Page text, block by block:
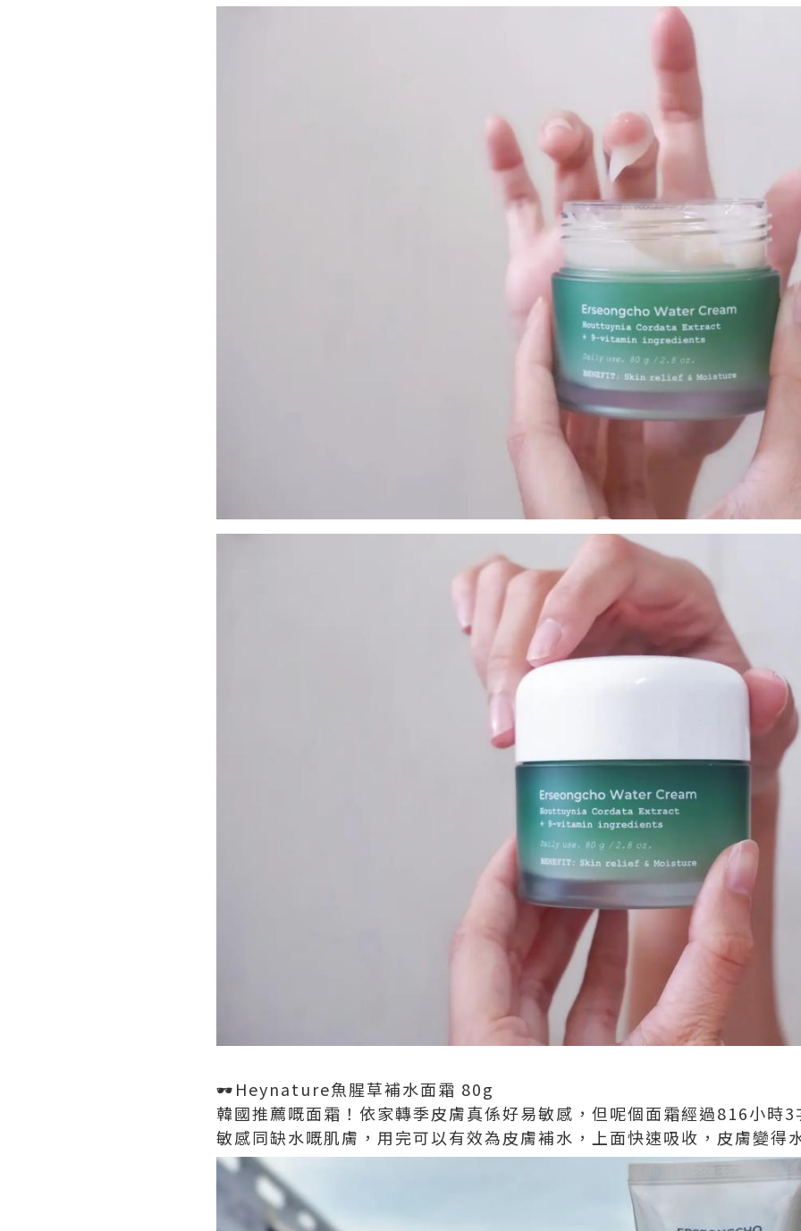
🕶️Heynature魚腥草補水面霜 80g
韓國推薦嘅面霜！依家轉季皮膚真係好易敏感，但呢個面霜經過816小時
敏感同缺水嘅肌膚，用完可以有效為皮膚補水，上面快速吸收，皮膚變得